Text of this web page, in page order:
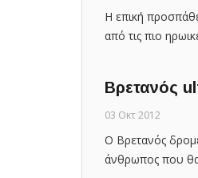
Η επική
από τις πιο
Βρετανός
03 Οκτ 2012
Ο Βρετανός
άνθρωπος που θα